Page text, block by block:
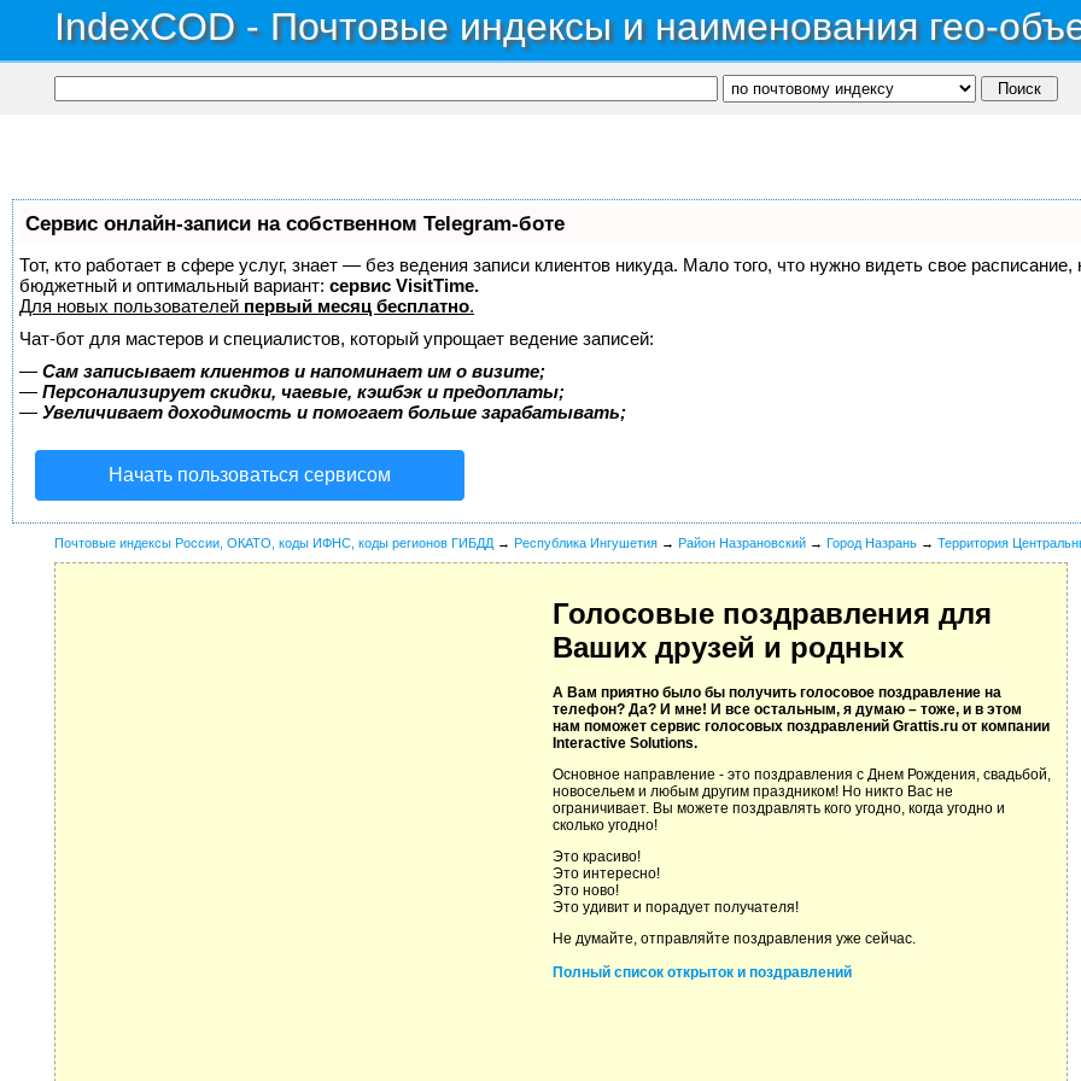
IndexCOD - Почтовые индексы и наименования гео-
Сервис онлайн-записи на собственном Telegram-боте
Тот, кто работает в сфере услуг, знает — без ведения записи клиентов никуда. Мало того, что нужно видеть свое
бюджетный и оптимальный вариант: сервис VisitTime.
Для новых пользователей первый месяц бесплатно.
Чат-бот для мастеров и специалистов, который упрощает ведение записей:
— Сам записывает клиентов и напоминает им о визите;
— Персонализирует скидки, чаевые, кэшбэк и предоплаты;
— Увеличивает доходимость и помогает больше зарабатывать;
Начать пользоваться сервисом
Почтовые индексы России, ОКАТО, коды ИФНС, коды регионов ГИБДД → Республика Ингушетия → Район Назрановский → Город Назрань → Территория
Голосовые поздравления для
Ваших друзей и родных
А Вам приятно было бы получить голосовое поздравление на
телефон? Да? И мне! И все остальным, я думаю – тоже, и в этом
нам поможет сервис голосовых поздравлений Grattis.ru от компании
Interactive Solutions.
Основное направление - это поздравления с Днем Рождения, свадьбой,
новосельем и любым другим праздником! Но никто Вас не
ограничивает. Вы можете поздравлять кого угодно, когда угодно и
сколько угодно!
Это красиво!
Это интересно!
Это ново!
Это удивит и порадует получателя!
Не думайте, отправляйте поздравления уже сейчас.
Полный список открыток и поздравлений